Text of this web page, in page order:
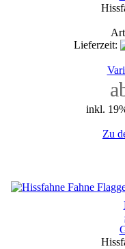
Lieferzeit:
inkl.
Zu